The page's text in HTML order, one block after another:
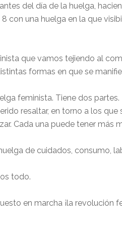
del día de la huelga,
una huelga en la que
que vamos tejiendo al
formas en que se
feminista. Tiene dos
resaltar, en torno a los
Cada una puede tener más
de cuidados, consumo,
todo.
en marcha ¡la revolución